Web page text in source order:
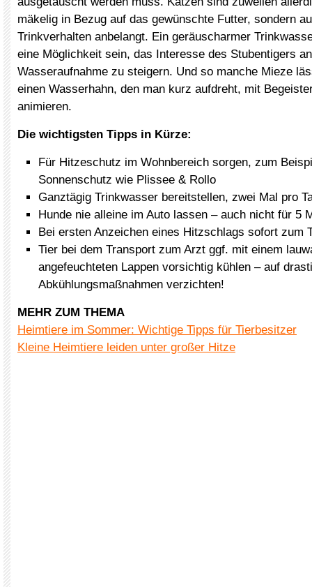
mäkelig in Bezug auf das gewünschte Futter, sondern
Trinkverhalten anbelangt. Ein geräuscharmer
eine Möglichkeit sein, das Interesse des Stubentigers
Wasseraufnahme zu steigern. Und so manche Mieze
einen Wasserhahn, den man kurz aufdreht, mit
animieren.
Die wichtigsten Tipps in Kürze:
Für Hitzeschutz im Wohnbereich sorgen, zum
Sonnenschutz wie Plissee & Rollo
Ganztägig Trinkwasser bereitstellen, zwei Mal pro
Hunde nie alleine im Auto lassen – auch nicht für 5
Bei ersten Anzeichen eines Hitzschlags sofort zum
Tier bei dem Transport zum Arzt ggf. mit einem
angefeuchteten Lappen vorsichtig kühlen – auf
Abkühlungsmaßnahmen verzichten!
MEHR ZUM THEMA
Heimtiere im Sommer: Wichtige Tipps für Tierbesitzer
Kleine Heimtiere leiden unter großer Hitze